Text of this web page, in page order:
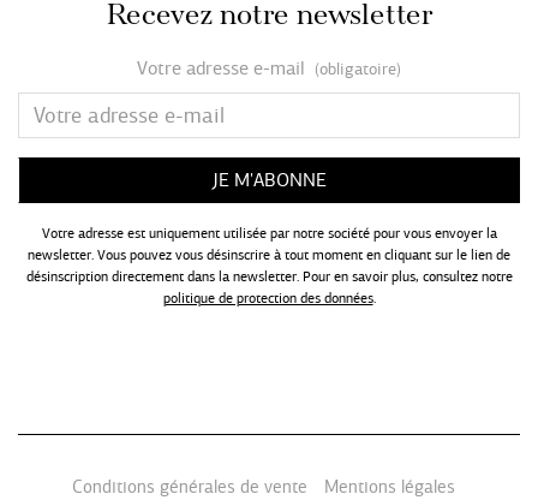
Recevez notre newsletter
Votre adresse e-mail (obligatoire)
Votre adresse est uniquement utilisée par notre société pour vous envoyer la
newsletter. Vous pouvez vous désinscrire à tout moment en cliquant sur le lien de
désinscription directement dans la newsletter. Pour en savoir plus, consultez notre
politique de protection des données.
Conditions générales de vente Mentions légales